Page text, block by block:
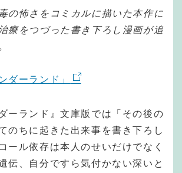
の怖さをコミカルに描いた本作に
療をつづった書き下ろし漫画が追
ダーランド」
ーランド』文庫版では「その後の
のちに起きた出来事を書き下ろし
ール依存は本人のせいだけでなく
伝、自分ですら気付かない深いと